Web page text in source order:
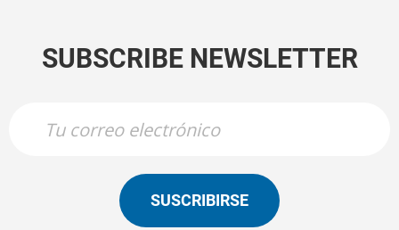
SUBSCRIBE NEWSLETTER
SUSCRIBIRSE